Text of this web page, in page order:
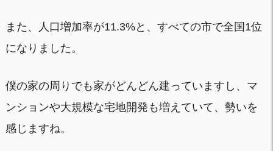
また、人口増加率が11.3%と、すべての市で全国1位
になりました。
僕の家の周りでも家がどんどん建っていますし、マ
ンションや大規模な宅地開発も増えていて、勢いを
感じますね。